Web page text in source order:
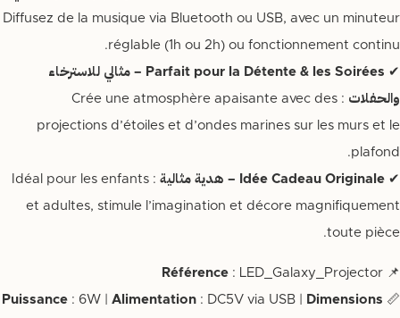
Diffusez de la musique via Bluetooth ou USB, avec un minuteur
réglable (1h ou 2h) ou fonctionnement continu.
✔
Parfait pour la Détente & les Soirées – مثالي للاسترخاء
والحفلات
: Crée une atmosphère apaisante avec des
projections d’étoiles et d’ondes marines sur les murs et le
plafond.
✔ Idée Cadeau Originale – هدية مثالية
: Idéal pour les enfants
et adultes, stimule l’imagination et décore magnifiquement
toute pièce.
📌
Référence : LED_Galaxy_Projector
📏
Puissance : 6W | Alimentation : DC5V via USB |
Dimensions